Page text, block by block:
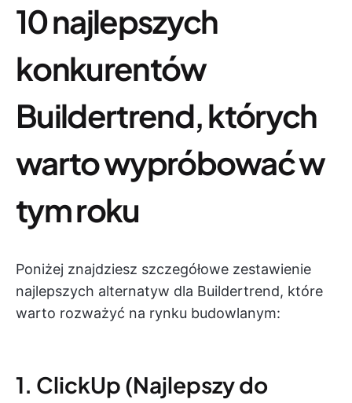
10 najlepszych
konkurentów
Buildertrend, których
warto wypróbować w
tym roku
Poniżej znajdziesz szczegółowe zestawienie
najlepszych alternatyw dla Buildertrend, które
warto rozważyć na rynku budowlanym:
1. ClickUp (Najlepszy do